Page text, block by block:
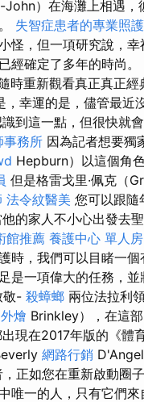
）在海灘上相遇，
失智症患者的專業照護
怪，但一項研究說，
經確定了多年的時尚。
時重新觀看真正真正
，幸運的是，儘管最近
到這一點，但很快就
事務所 因為記者想要獨
Hepburn）以這個角
但是格雷戈里·佩克（
法令紋醫美 您可以跟隨
的家人不小心出發去
館推薦 養護中心 單人房
時，我們可以目睹一
是一項偉大的任務，並
敬- 殺蟑螂 兩位法拉利
燴 Brinkley），在這
現在2017年版的《體
網路行銷
正如您在重新啟動圈
唯一的人，只有它們來